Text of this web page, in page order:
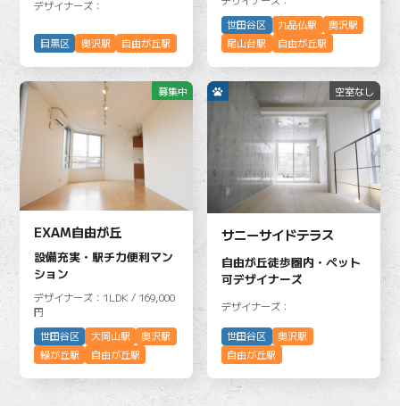
デザイナーズ：
目黒区 奥沢駅 自由が丘駅
世田谷区
九品仏駅
奥沢駅
尾山台駅
自由が丘駅
EXAM自由が丘
設備充実・駅チカ便利マン
ション
デザイナーズ：1LDK / 169,000
円
世田谷区
大岡山駅
奥沢駅
緑が丘駅
自由が丘駅
募集中
サニーサイドテラス
自由が丘徒歩圏内・ペット
可デザイナーズ
デザイナーズ：
世田谷区
奥沢駅
自由が丘駅
空室なし